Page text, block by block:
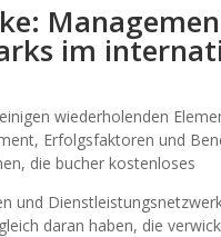
im
wiederholenden
Erfolgsfaktoren und
die bucher kostenloses
und
daran haben, die